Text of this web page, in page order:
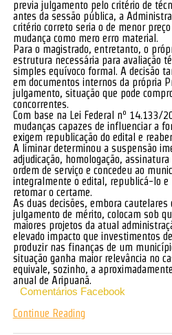
previa julgamento pelo critério de
antes da sessão pública, a
critério correto seria o de menor
mudança como mero erro material.
Para o magistrado, entretanto, o
estrutura necessária para avaliação
simples equívoco formal. A decisão
em documentos internos da própria
julgamento, situação que pode
concorrentes.
Com base na Lei Federal nº 14.133/
mudanças capazes de influenciar a
exigem republicação do edital e
A liminar determinou a suspensão
adjudicação, homologação,
ordem de serviço e concedeu ao
integralmente o edital, republicá-lo e
retomar o certame.
As duas decisões, embora cautelares
julgamento de mérito, colocam sob
maiores projetos da atual
elevado impacto que investimentos
produzir nas finanças de um
situação ganha maior relevância no
equivale, sozinho, a
anual de Aripuanã.
Comentários Facebook
Continue Reading